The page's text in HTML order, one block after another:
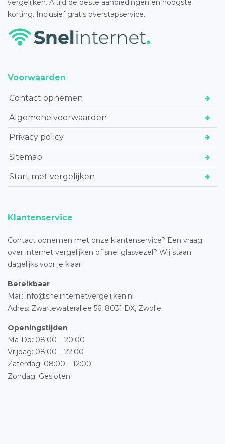
vergelijken. Altijd de beste aanbiedingen en hoogste
korting. Inclusief gratis overstapservice.
Voorwaarden
Contact opnemen
Algemene voorwaarden
Privacy policy
Sitemap
Start met vergelijken
Klantenservice
Contact opnemen met onze klantenservice? Een vraag
over internet vergelijken of snel glasvezel? Wij staan
dagelijks voor je klaar!
Bereikbaar
Mail: info@snelinternetvergelijken.nl
Adres: Zwartewaterallee 56, 8031 DX, Zwolle
Openingstijden
Ma-Do: 08:00 – 20:00
Vrijdag: 08:00 – 22:00
Zaterdag: 08:00 – 12:00
Zondag: Gesloten